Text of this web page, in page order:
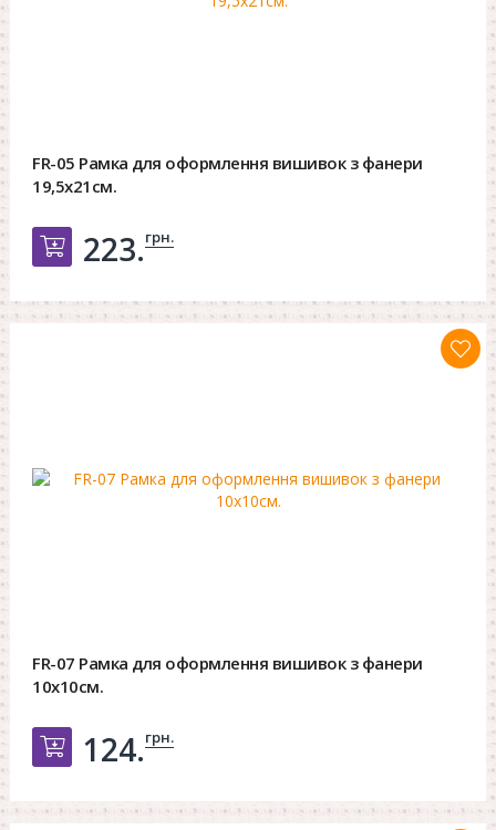
FR-05 Рамка для оформлення вишивок з фанери
19,5х21см.
Добавить в корзину
223.грн.
FR-07 Рамка для оформлення вишивок з фанери
10х10см.
Добавить в корзину
124.грн.